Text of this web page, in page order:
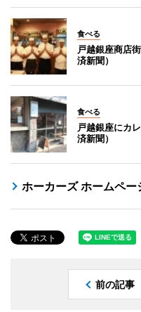
食べる
戸越銀座商店
済新聞）
食べる
戸越銀座にカ
済新聞）
ホーカーズ ホームペー
前の記事